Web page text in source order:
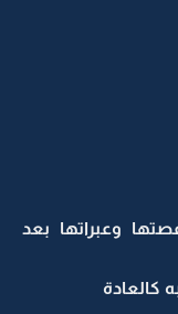
وعبراتها بعد
كالعادة